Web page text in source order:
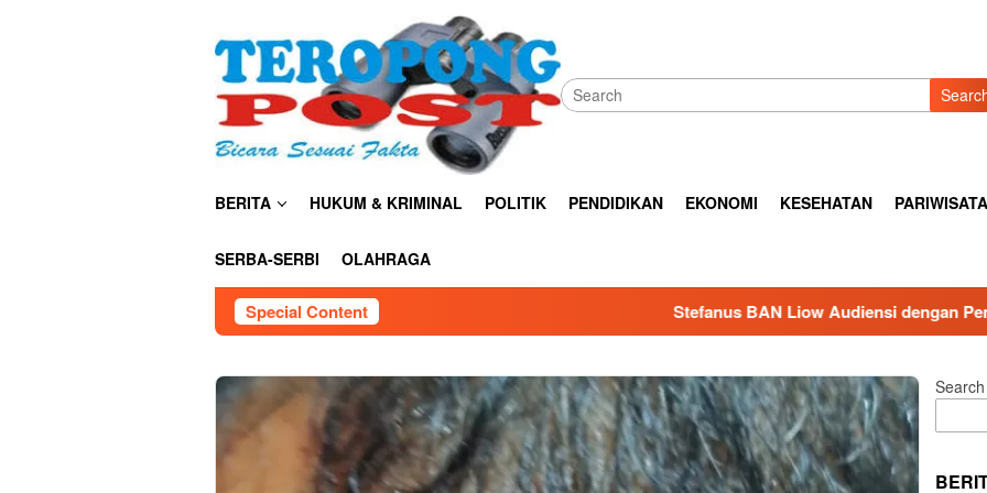
BERITA HUKUM & KRIMINAL POLITIK PENDIDIKAN EKONOMI KESEHATAN PARIWISATA
SERBA-SERBI OLAHRAGA
Special Content Stefanus BAN Liow Audiensi dengan Pemkot Tomohon, Dorong
Search